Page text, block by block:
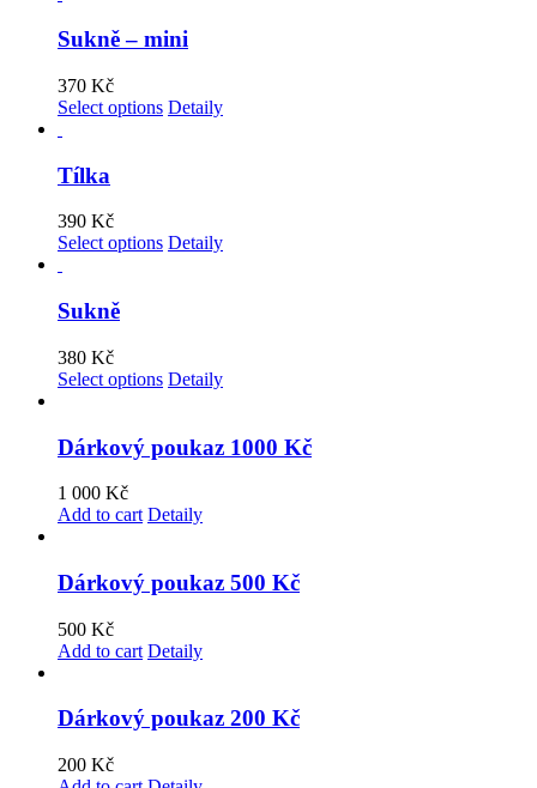
Sukně – mini
370 Kč
Select options Detaily
Tílka
390 Kč
Select options Detaily
Sukně
380 Kč
Select options Detaily
Dárkový poukaz 1000 Kč
1 000 Kč
Add to cart Detaily
Dárkový poukaz 500 Kč
500 Kč
Add to cart Detaily
Dárkový poukaz 200 Kč
200 Kč